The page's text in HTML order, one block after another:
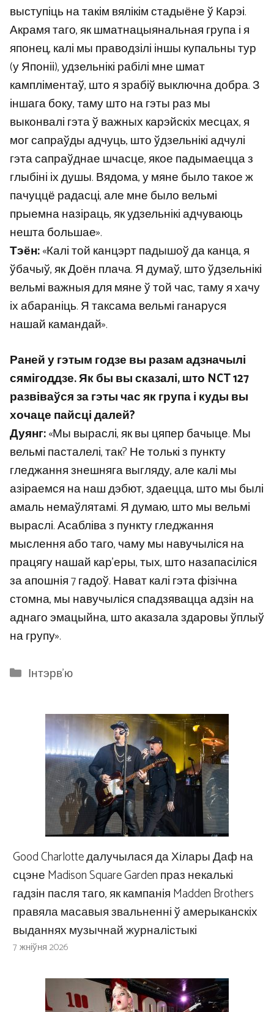
выступіць на такім вялікім стадыёне ў Карэі.
Акрамя таго, як шматнацыянальная група і я
японец, калі мы праводзілі іншы купальны тур
(у Японіі), удзельнікі рабілі мне шмат
кампліментаў, што я зрабіў выключна добра. З
іншага боку, таму што на гэты раз мы
выконвалі гэта ў важных карэйскіх месцах, я
мог сапраўды адчуць, што ўдзельнікі адчулі
гэта сапраўднае шчасце, якое падымаецца з
глыбіні іх душы. Вядома, у мяне было такое ж
пачуццё радасці, але мне было вельмі
прыемна назіраць, як удзельнікі адчуваюць
нешта большае».
Тэён:«Калі той канцэрт падышоў да канца, я
ўбачыў, як Доён плача. Я думаў, што ўдзельнікі
вельмі важныя для мяне ў той час, таму я хачу
іх абараніць. Я таксама вельмі ганаруся
нашай камандай».
Раней у гэтым годзе вы разам адзначылі
сямігоддзе. Як бы вы сказалі, што NCT 127
развіваўся за гэты час як група і куды вы
хочаце пайсці далей?
Дуянг:«Мы выраслі, як вы цяпер бачыце. Мы
вельмі пасталелі, так? Не толькі з пункту
гледжання знешняга выгляду, але калі мы
азіраемся на наш дэбют, здаецца, што мы былі
амаль немаўлятамі. Я думаю, што мы вельмі
выраслі. Асабліва з пункту гледжання
мыслення або таго, чаму мы навучыліся на
працягу нашай кар’еры, тых, што назапасіліся
за апошнія 7 гадоў. Нават калі гэта фізічна
стомна, мы навучыліся спадзявацца адзін на
аднаго эмацыйна, што аказала здаровы ўплыў
на групу».
Categories
Інтэрв'ю
Good Charlotte далучылася да Хілары Даф на
сцэне Madison Square Garden праз некалькі
гадзін пасля таго, як кампанія Madden Brothers
правяла масавыя звальненні ў амерыканскіх
выданнях музычнай журналістыкі
7 жніўня 2026